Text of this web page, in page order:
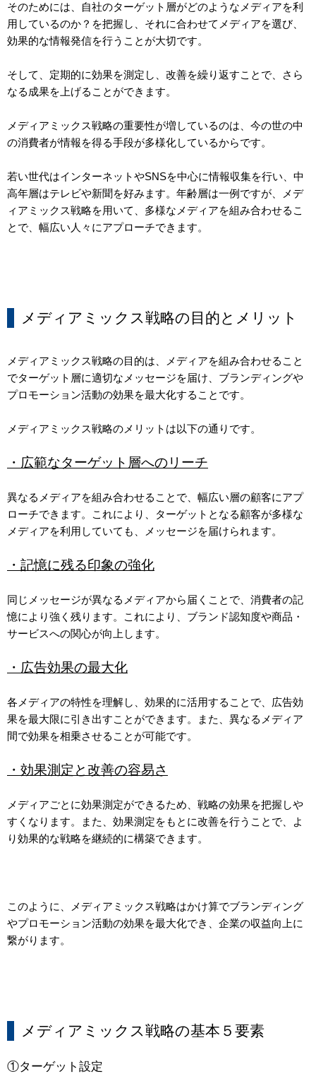
そのためには、自社のターゲット層がどのようなメディアを利
用しているのか？を把握し、それに合わせてメディアを選び、
効果的な情報発信を行うことが大切です。
そして、定期的に効果を測定し、改善を繰り返すことで、さら
なる成果を上げることができます。
メディアミックス戦略の重要性が増しているのは、今の世の中
の消費者が情報を得る手段が多様化しているからです。
若い世代はインターネットやSNSを中心に情報収集を行い、中
高年層はテレビや新聞を好みます。年齢層は一例ですが、メデ
ィアミックス戦略を用いて、多様なメディアを組み合わせるこ
とで、幅広い人々にアプローチできます。
メディアミックス戦略の目的とメリット
メディアミックス戦略の目的は、メディアを組み合わせること
でターゲット層に適切なメッセージを届け、ブランディングや
プロモーション活動の効果を最大化することです。
メディアミックス戦略のメリットは以下の通りです。
・広範なターゲット層へのリーチ
異なるメディアを組み合わせることで、幅広い層の顧客にアプ
ローチできます。これにより、ターゲットとなる顧客が多様な
メディアを利用していても、メッセージを届けられます。
・記憶に残る印象の強化
同じメッセージが異なるメディアから届くことで、消費者の記
憶により強く残ります。これにより、ブランド認知度や商品・
サービスへの関心が向上します。
・広告効果の最大化
各メディアの特性を理解し、効果的に活用することで、広告効
果を最大限に引き出すことができます。また、異なるメディア
間で効果を相乗させることが可能です。
・効果測定と改善の容易さ
メディアごとに効果測定ができるため、戦略の効果を把握しや
すくなります。また、効果測定をもとに改善を行うことで、よ
り効果的な戦略を継続的に構築できます。
このように、メディアミックス戦略はかけ算でブランディング
やプロモーション活動の効果を最大化でき、企業の収益向上に
繋がります。
メディアミックス戦略の基本５要素
①ターゲット設定